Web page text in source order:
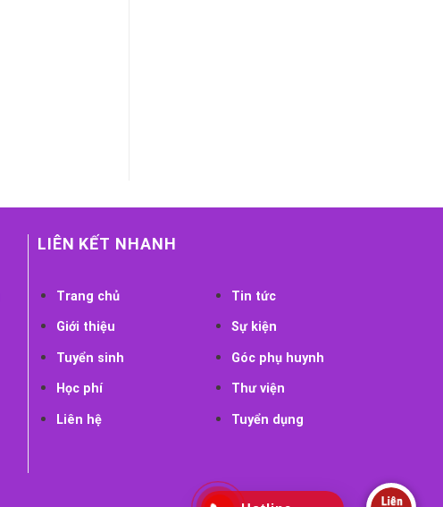
LIÊN KẾT NHANH
Trang chủ
Giới thiệu
Tuyển sinh
Học phí
Liên hệ
Tin tức
Sự kiện
Góc phụ huynh
Thư viện
Tuyển dụng